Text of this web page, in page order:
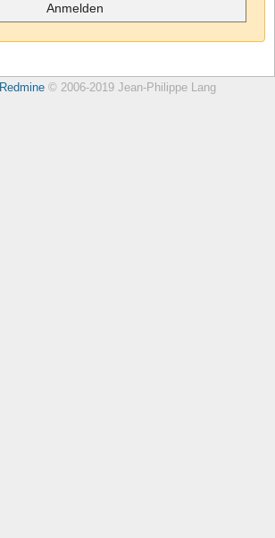
Redmine© 2006-2019 Jean-Philippe Lang